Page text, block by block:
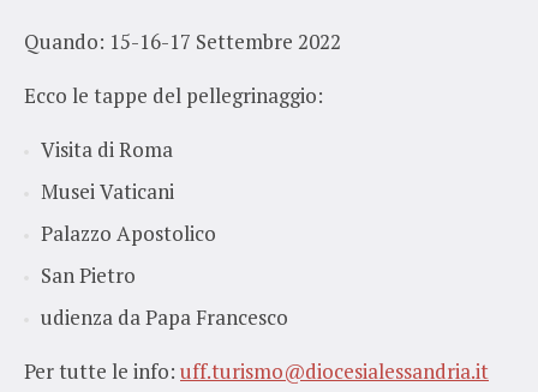
Quando: 15-16-17 Settembre 2022
Ecco le tappe del pellegrinaggio:
Visita di Roma
Musei Vaticani
Palazzo Apostolico
San Pietro
udienza da Papa Francesco
Per tutte le info: uff.turismo@diocesialessandria.it